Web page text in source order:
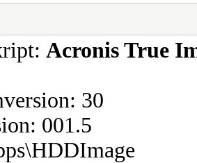
Acronis True
30
001.5